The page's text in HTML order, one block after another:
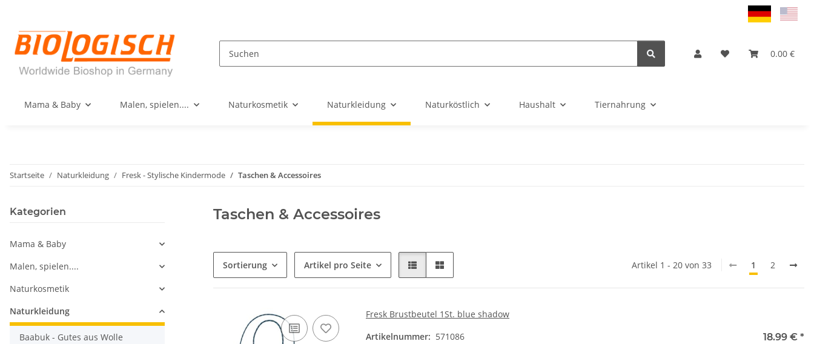
0.00 €
Mama & Baby Malen, spielen.... Naturkosmetik Naturkleidung Naturköstlich Haushalt Tiernahrung
Startseite Naturkleidung Fresk - Stylische Kindermode Taschen & Accessoires
Taschen & Accessoires
Sortierung Artikel pro Seite Artikel 1 - 20 von 33 1 2
Fresk Brustbeutel 1St. blue shadow
Artikelnummer: 571086
18.99 € *
Kategorien
Mama & Baby
Malen, spielen....
Naturkosmetik
Naturkleidung
Baabuk - Gutes aus Wolle